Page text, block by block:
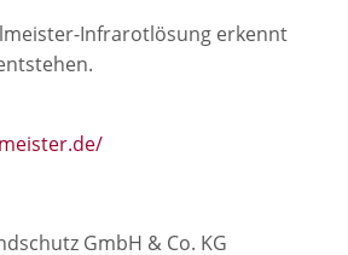
Infrarotlösung erkennt
GmbH & Co. KG